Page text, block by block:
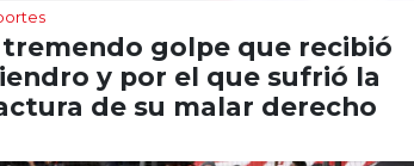
tremendo golpe que recibió
y por el que sufrió la
de su malar derecho